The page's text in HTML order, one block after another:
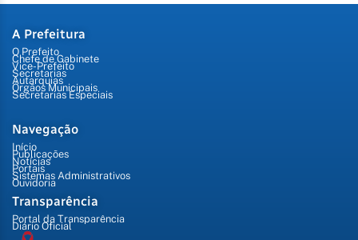
A Prefeitura
O Prefeito
Chefe de Gabinete
Vice-Prefeito
Secretarias
Autarquias
Órgãos Municipais
Secretarias Especiais
Navegação
Início
Publicações
Notícias
Portais
Sistemas Administrativos
Ouvidoria
Transparência
Portal da Transparência
Diário Oficial